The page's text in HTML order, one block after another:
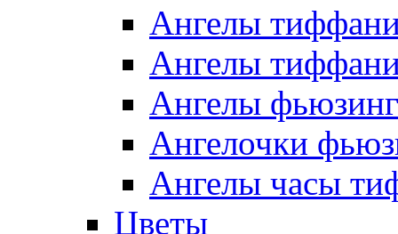
Ангелы
Ангелы
Ангелы фьюзинг
Ангелочки
Ангелы часы
Цветы